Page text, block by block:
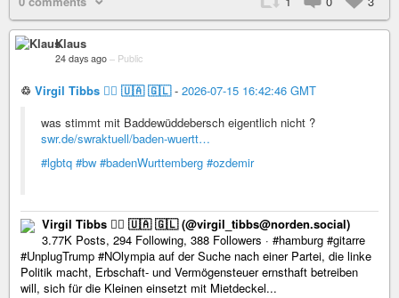
Klaus
24 days ago – Public
♲ Virgil Tibbs 🏳️‍🌈 🇺🇦 🇬🇱- 2026-07-15 16:42:46 GMT
was stimmt mit Baddewüddebersch eigentlich nicht ?
swr.de/swraktuell/baden-wuertt…
#lgbtq #bw #badenWurttemberg #ozdemir
Virgil Tibbs 🏳️‍🌈 🇺🇦 🇬🇱 (@virgil_tibbs@norden.social)
3.77K Posts, 294 Following, 388 Followers · #hamburg #gitarre
#UnplugTrump #NOlympia auf der Suche nach einer Partei, die linke
Politik macht, Erbschaft- und Vermögensteuer ernsthaft betreiben
will, sich für die Kleinen einsetzt mit Mietdeckel...